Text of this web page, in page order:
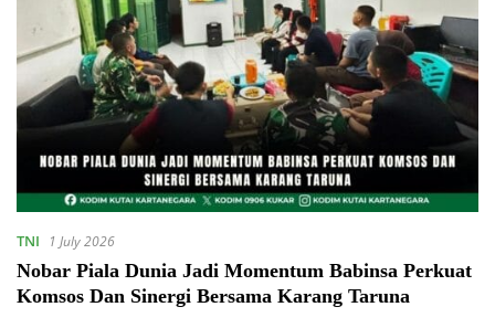
TNI 1 July 2026
Nobar Piala Dunia Jadi Momentum Babinsa Perkuat
Komsos Dan Sinergi Bersama Karang Taruna